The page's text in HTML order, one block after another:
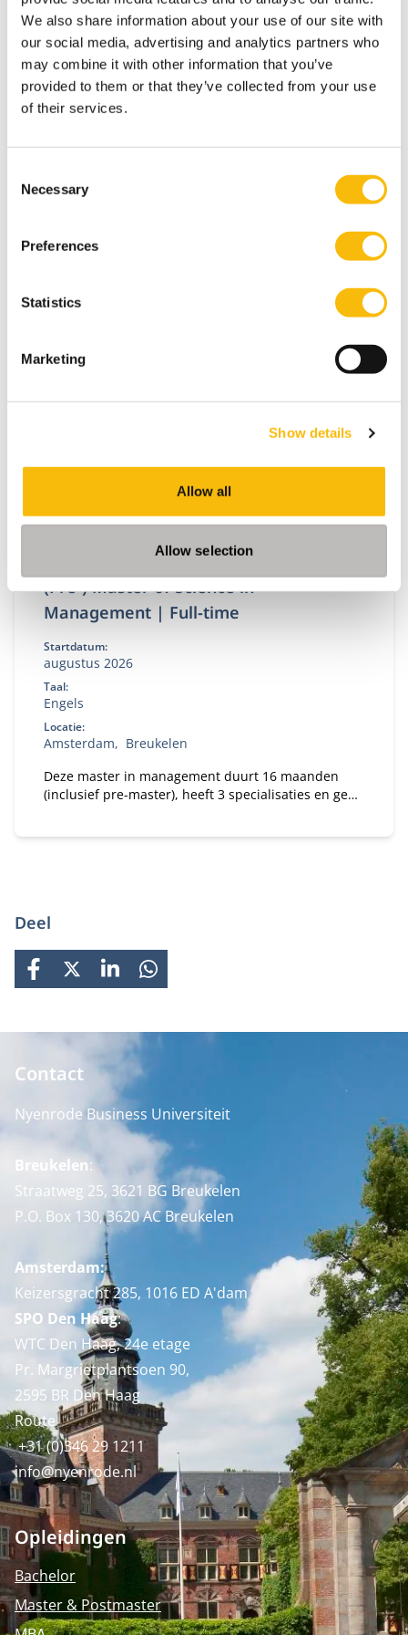
We also share information about your use of our site with
our social media, advertising and analytics partners who
may combine it with other information that you’ve
provided to them or that they’ve collected from your use
of their services.
Selection
Necessary
Preferences
Statistics
Marketing
Show details
Allow all
Allow selection
Keizersgracht in de Vijf Keizers.
Tags
Amsterdam
(Pre-) Master of Science in
Management | Full-time
Startdatum:
augustus 2026
Taal:
Engels
Locatie:
Amsterdam
Breukelen
Deze master in management duurt 16 maanden
(inclusief pre-master), heeft 3 specialisaties en geeft
Deel
FACEBOOK
X LINKEDINWHATSAPP
Contact
Nyenrode Business Universiteit
Breukelen:
Straatweg 25, 3621 BG Breukelen
P.O. Box 130, 3620 AC Breukelen
Amsterdam:
Keizersgracht 285, 1016 ED A'dam
SPO Den Haag:
WTC Den Haag, 24e etage
Pr. Margrietplantsoen 90,
2595 BR Den Haag
Route
+31 (0)346 29 1211
info@nyenrode.nl
Opleidingen
Bachelor
Master & Postmaster